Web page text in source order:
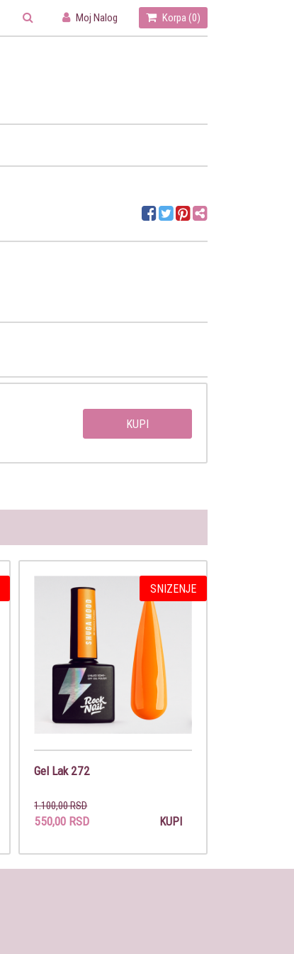
Moj Nalog Korpa (0)
KUPI
SNIZENJE
Gel Lak 272
1.100,00 RSD
550,00 RSD KUPI